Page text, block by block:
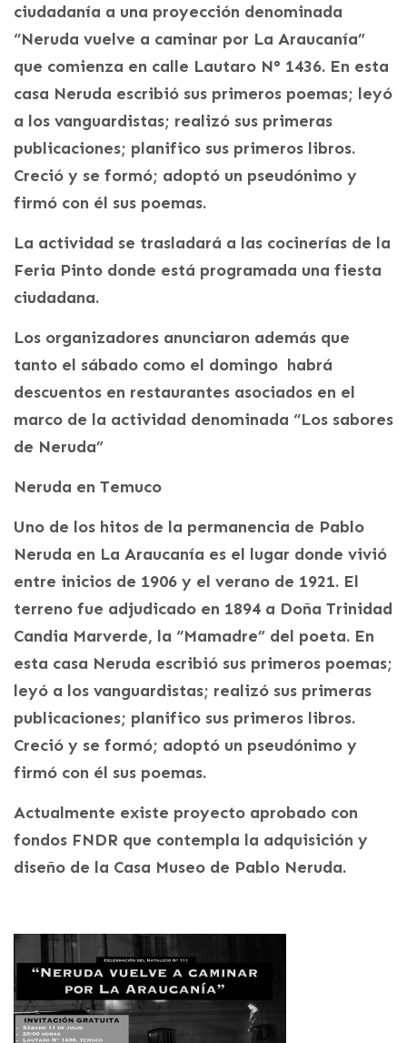
ciudadanía a una proyección denominada
“Neruda vuelve a caminar por La Araucanía”
que comienza en calle Lautaro N° 1436. En esta
casa Neruda escribió sus primeros poemas; leyó
a los vanguardistas; realizó sus primeras
publicaciones; planifico sus primeros libros.
Creció y se formó; adoptó un pseudónimo y
firmó con él sus poemas.
La actividad se trasladará a las cocinerías de la
Feria Pinto donde está programada una fiesta
ciudadana.
Los organizadores anunciaron además que
tanto el sábado como el domingo habrá
descuentos en restaurantes asociados en el
marco de la actividad denominada “Los sabores
de Neruda”
Neruda en Temuco
Uno de los hitos de la permanencia de Pablo
Neruda en La Araucanía es el lugar donde vivió
entre inicios de 1906 y el verano de 1921. El
terreno fue adjudicado en 1894 a Doña Trinidad
Candia Marverde, la “Mamadre” del poeta. En
esta casa Neruda escribió sus primeros poemas;
leyó a los vanguardistas; realizó sus primeras
publicaciones; planifico sus primeros libros.
Creció y se formó; adoptó un pseudónimo y
firmó con él sus poemas.
Actualmente existe proyecto aprobado con
fondos FNDR que contempla la adquisición y
diseño de la Casa Museo de Pablo Neruda.